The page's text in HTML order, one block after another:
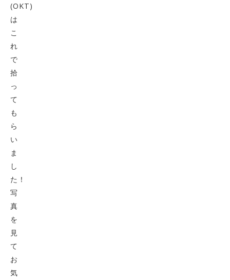
(OKT)
は
こ
れ
で
拾
っ
て
も
ら
い
ま
し
た！
写
真
を
見
て
お
気